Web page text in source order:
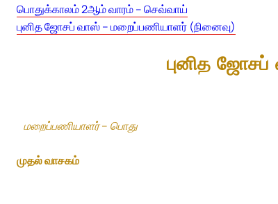
பொதுக்காலம் 2ஆம் வாரம் – செவ்வாய்
புனித ஜோசப் வாஸ் – மறைப்பணியாளர் (நினைவு)
புனித
மறைப்பணியாளர் – பொது
முதல் வாசகம்